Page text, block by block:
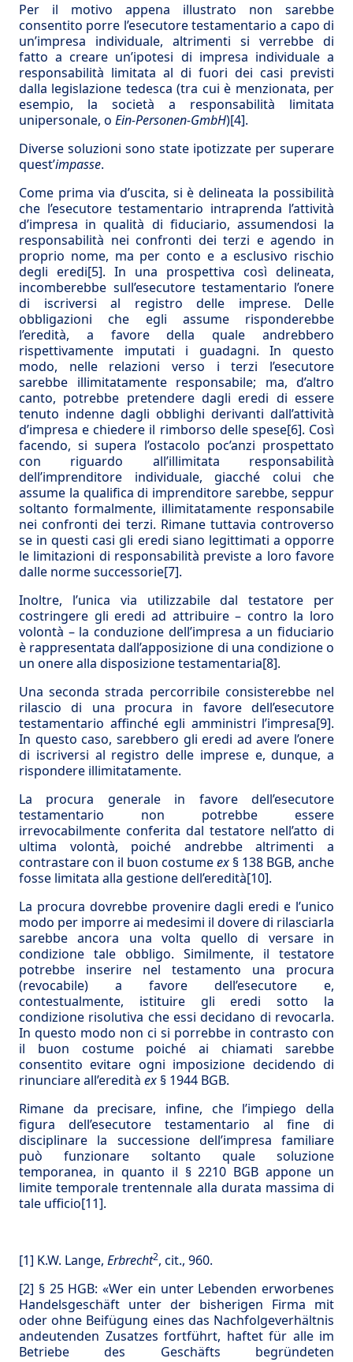
Per il motivo appena illustrato non sarebbe
consentito porre l’esecutore testamentario a capo di
un’impresa individuale, altrimenti si verrebbe di
fatto a creare un’ipotesi di impresa individuale a
responsabilità limitata al di fuori dei casi previsti
dalla legislazione tedesca (tra cui è menzionata, per
esempio, la società a responsabilità limitata
unipersonale, o Ein-Personen-GmbH)[4].
Diverse soluzioni sono state ipotizzate per superare
quest’impasse.
Come prima via d’uscita, si è delineata la possibilità
che l’esecutore testamentario intraprenda l’attività
d’impresa in qualità di fiduciario, assumendosi la
responsabilità nei confronti dei terzi e agendo in
proprio nome, ma per conto e a esclusivo rischio
degli eredi[5]. In una prospettiva così delineata,
incomberebbe sull’esecutore testamentario l’onere
di iscriversi al registro delle imprese. Delle
obbligazioni che egli assume risponderebbe
l’eredità, a favore della quale andrebbero
rispettivamente imputati i guadagni. In questo
modo, nelle relazioni verso i terzi l’esecutore
sarebbe illimitatamente responsabile; ma, d’altro
canto, potrebbe pretendere dagli eredi di essere
tenuto indenne dagli obblighi derivanti dall’attività
d’impresa e chiedere il rimborso delle spese[6]. Così
facendo, si supera l’ostacolo poc’anzi prospettato
con riguardo all’illimitata responsabilità
dell’imprenditore individuale, giacché colui che
assume la qualifica di imprenditore sarebbe, seppur
soltanto formalmente, illimitatamente responsabile
nei confronti dei terzi. Rimane tuttavia controverso
se in questi casi gli eredi siano legittimati a opporre
le limitazioni di responsabilità previste a loro favore
dalle norme successorie[7].
Inoltre, l’unica via utilizzabile dal testatore per
costringere gli eredi ad attribuire – contro la loro
volontà – la conduzione dell’impresa a un fiduciario
è rappresentata dall’apposizione di una condizione o
un onere alla disposizione testamentaria[8].
Una seconda strada percorribile consisterebbe nel
rilascio di una procura in favore dell’esecutore
testamentario affinché egli amministri l’impresa[9].
In questo caso, sarebbero gli eredi ad avere l’onere
di iscriversi al registro delle imprese e, dunque, a
rispondere illimitatamente.
La procura generale in favore dell’esecutore
testamentario non potrebbe essere
irrevocabilmente conferita dal testatore nell’atto di
ultima volontà, poiché andrebbe altrimenti a
contrastare con il buon costumeex § 138 BGB, anche
fosse limitata alla gestione dell’eredità[10].
La procura dovrebbe provenire dagli eredi e l’unico
modo per imporre ai medesimi il dovere di rilasciarla
sarebbe ancora una volta quello di versare in
condizione tale obbligo. Similmente, il testatore
potrebbe inserire nel testamento una procura
(revocabile) a favore dell’esecutore e,
contestualmente, istituire gli eredi sotto la
condizione risolutiva che essi decidano di revocarla.
In questo modo non ci si porrebbe in contrasto con
il buon costume poiché ai chiamati sarebbe
consentito evitare ogni imposizione decidendo di
rinunciare all’eredità ex § 1944 BGB.
Rimane da precisare, infine, che l’impiego della
figura dell’esecutore testamentario al fine di
disciplinare la successione dell’impresa familiare
può funzionare soltanto quale soluzione
temporanea, in quanto il § 2210 BGB appone un
limite temporale trentennale alla durata massima di
tale ufficio[11].
[1] K.W. Lange, Erbrecht2, cit., 960.
[2] § 25 HGB: «Wer ein unter Lebenden erworbenes
Handelsgeschäft unter der bisherigen Firma mit
oder ohne Beifügung eines das Nachfolgeverhältnis
andeutenden Zusatzes fortführt, haftet für alle im
Betriebe des Geschäfts begründeten